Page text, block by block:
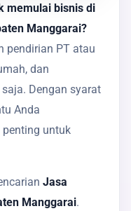
memulai bisnis di
Manggarai?
pendirian PT atau
dan
Dengan syarat
Anda
untuk
Jasa
Manggarai.